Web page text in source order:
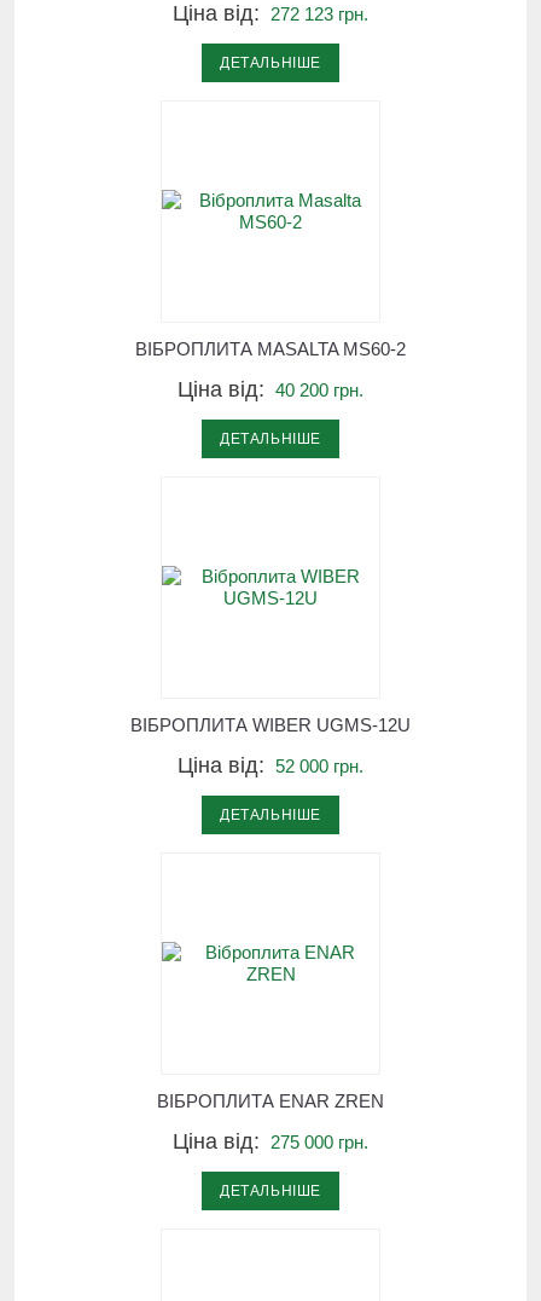
Ціна від: 272 123 грн.
ДЕТАЛЬНІШЕ
ВІБРОПЛИТА MASALTA MS60-2
Ціна від: 40 200 грн.
ДЕТАЛЬНІШЕ
ВІБРОПЛИТА WIBER UGMS-12U
Ціна від: 52 000 грн.
ДЕТАЛЬНІШЕ
ВІБРОПЛИТА ЕNAR ZREN
Ціна від: 275 000 грн.
ДЕТАЛЬНІШЕ